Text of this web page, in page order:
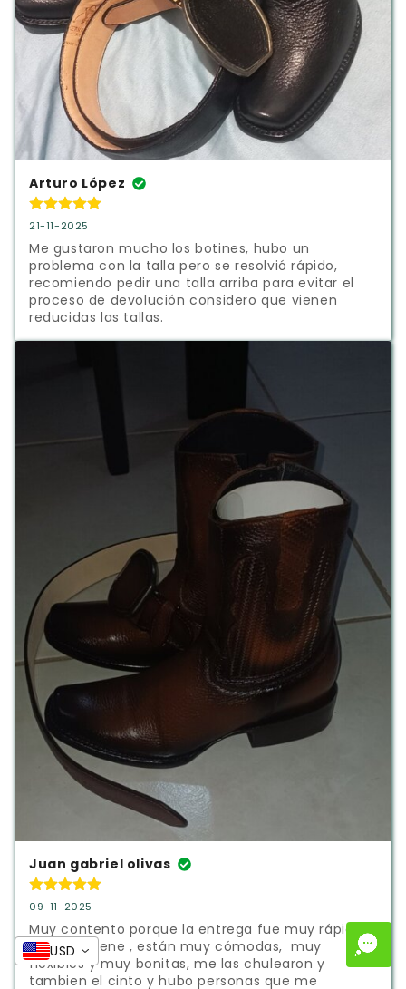
Arturo López
21-11-2025
Me gustaron mucho los botines, hubo un
problema con la talla pero se resolvió rápido,
recomiendo pedir una talla arriba para evitar el
proceso de devolución considero que vienen
reducidas las tallas.
Juan gabriel olivas
09-11-2025
Muy contento porque la entrega fue muy rápida,
ya las estrene , están muy cómodas,  muy
flexibles y muy bonitas, me las chulearon y
tambien el cinto y hubo personas que me
USD